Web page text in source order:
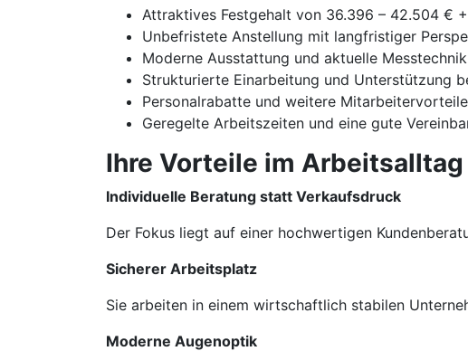
Attraktives Festgehalt von 36.396 – 42.504 €
Unbefristete Anstellung mit langfristiger
Moderne Ausstattung und aktuelle Messtechnik
Strukturierte Einarbeitung und Unterstützung
Personalrabatte und weitere Mitarbeitervorteile
Geregelte Arbeitszeiten und eine gute
Ihre Vorteile im Arbeitsalltag
Individuelle Beratung statt Verkaufsdruck
Der Fokus liegt auf einer hochwertigen
Sicherer Arbeitsplatz
Sie arbeiten in einem wirtschaftlich stabilen
Moderne Augenoptik